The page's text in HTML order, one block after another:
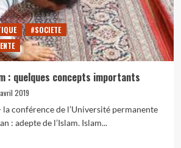
#SOCIETE
: quelques concepts importants
2019
conférence de l’Université permanente
: adepte de l’Islam. Islam...